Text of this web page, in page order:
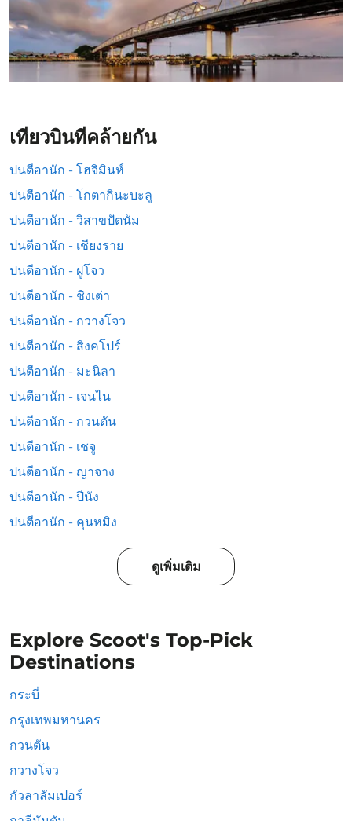
เที่ยวบินที่คล้ายกัน
ปนตีอานัก - โฮจิมินห์
ปนตีอานัก - โกตากินะบะลู
ปนตีอานัก - วิสาขปัตนัม
ปนตีอานัก - เชียงราย
ปนตีอานัก - ฝูโจว
ปนตีอานัก - ชิงเต่า
ปนตีอานัก - กวางโจว
ปนตีอานัก - สิงคโปร์
ปนตีอานัก - มะนิลา
ปนตีอานัก - เจนไน
ปนตีอานัก - กวนตัน
ปนตีอานัก - เชจู
ปนตีอานัก - ญาจาง
ปนตีอานัก - ปีนัง
ปนตีอานัก - คุนหมิง
ดูเพิ่มเติม
Explore Scoot's Top-Pick
Destinations
กระบี่
กรุงเทพมหานคร
กวนตัน
กวางโจว
กัวลาลัมเปอร์